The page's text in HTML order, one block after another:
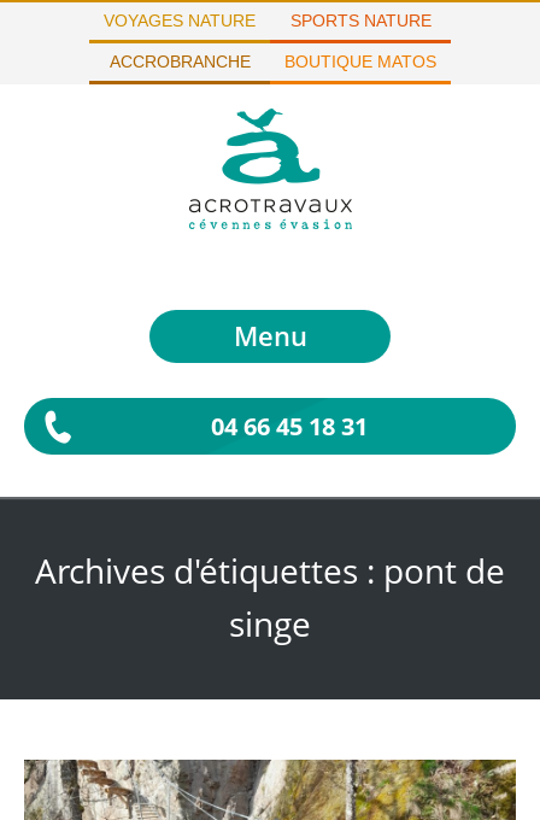
VOYAGES NATURE SPORTS NATURE
ACCROBRANCHE BOUTIQUE MATOS
Menu
04 66 45 18 31
Archives d'étiquettes : pont de
singe